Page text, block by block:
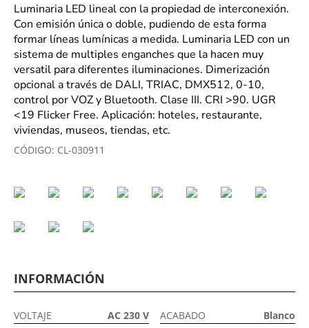
Luminaria LED lineal con la propiedad de interconexión.
Con emisión única o doble, pudiendo de esta forma
formar líneas lumínicas a medida. Luminaria LED con un
sistema de multiples enganches que la hacen muy
versatil para diferentes iluminaciones. Dimerización
opcional a través de DALI, TRIAC, DMX512, 0-10,
control por VOZ y Bluetooth. Clase III. CRI >90. UGR
<19 Flicker Free. Aplicación: hoteles, restaurante,
viviendas, museos, tiendas, etc.
CÓDIGO: CL-030911
INFORMACIÓN
VOLTAJE
AC 230 V
ACABADO
Blanco